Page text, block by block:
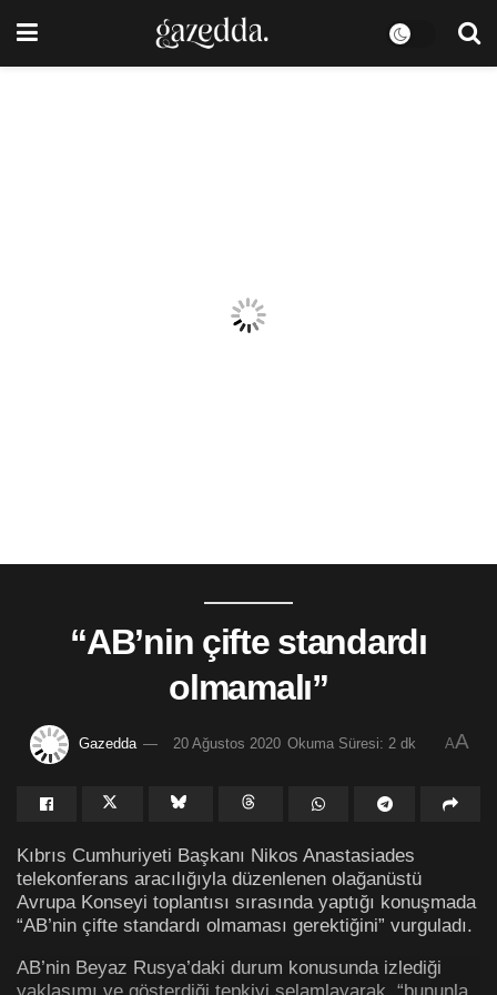
“AB’nin çifte standardı
olmamalı”
Gazedda 20 Ağustos 2020 Okuma Süresi: 2 dk AA
Kıbrıs Cumhuriyeti Başkanı Nikos Anastasiades
telekonferans aracılığıyla düzenlenen olağanüstü
Avrupa Konseyi toplantısı sırasında yaptığı konuşmada
“AB’nin çifte standardı olmaması gerektiğini” vurguladı.
AB’nin Beyaz Rusya’daki durum konusunda izlediği